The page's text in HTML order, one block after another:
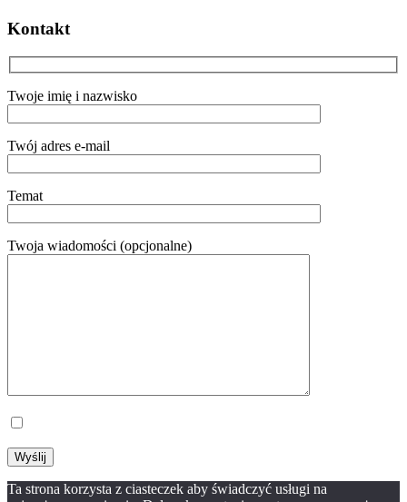
Kontakt
Twoje imię i nazwisko
Twój adres e-mail
Temat
Twoja wiadomości (opcjonalne)
Ta strona korzysta z ciasteczek aby świadczyć usługi na